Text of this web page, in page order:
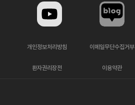
개인정보처리방침 이메일무단수집거부
환자권리장전 이용약관